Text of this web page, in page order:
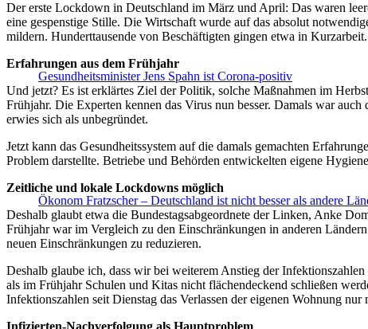
Der erste Lockdown in Deutschland im März und April: Das waren
eine gespenstige Stille. Die Wirtschaft wurde auf das absolut
mildern. Hunderttausende von Beschäftigten gingen etwa in Kurzarbeit.
Gesundheitsminister Jens Spahn ist Corona-positiv
Erfahrungen aus dem Frühjahr
Und jetzt? Es ist erklärtes Ziel der Politik, solche Maßnahmen im
Frühjahr. Die Experten kennen das Virus nun besser. Damals war
erwies sich als unbegründet.
Jetzt kann das Gesundheitssystem auf die damals gemachten
Problem darstellte. Betriebe und Behörden entwickelten eigene
Ökonom Fratzscher – Deutschland ist nicht besser als andere
Zeitliche und lokale Lockdowns möglich
Deshalb glaubt etwa die Bundestagsabgeordnete der Linken, Anke
Frühjahr war im Vergleich zu den Einschränkungen in anderen
neuen Einschränkungen zu reduzieren.
Deshalb glaube ich, dass wir bei weiterem Anstieg der
als im Frühjahr Schulen und Kitas nicht flächendeckend schließen
Infektionszahlen seit Dienstag das Verlassen der eigenen Wohnung